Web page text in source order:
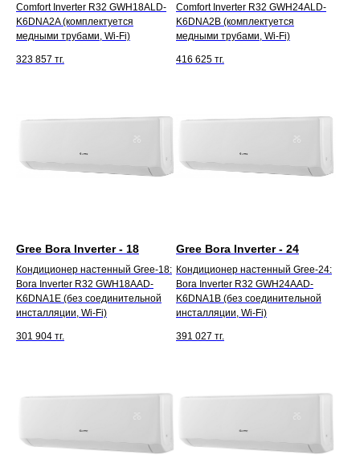
Comfort Inverter R32 GWH18ALD-
K6DNA2A (комплектуется
медными трубами, Wi-Fi)
323 857 тг.
Comfort Inverter R32 GWH24ALD-
K6DNA2B (комплектуется
медными трубами, Wi-Fi)
416 625 тг.
Gree Bora Inverter - 18
Кондиционер настенный Gree-18:
Bora Inverter R32 GWH18AAD-
K6DNA1E (без соединительной
инсталляции, Wi-Fi)
301 904 тг.
Gree Bora Inverter - 24
Кондиционер настенный Gree-24:
Bora Inverter R32 GWH24AAD-
K6DNA1B (без соединительной
инсталляции, Wi-Fi)
391 027 тг.